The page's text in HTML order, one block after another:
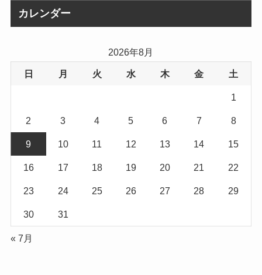
カレンダー
2026年8月
日 月 火 水 木 金 土
1
2 3 4 5 6 7 8
9 10 11 12 13 14 15
16 17 18 19 20 21 22
23 24 25 26 27 28 29
30 31
« 7月